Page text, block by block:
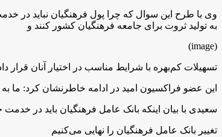
وی با طرح این سوال که چرا پول فرهنگیان نباید در
به تولید ثروت برای جامعه فرهنگیان کشور کنند و
(image)
تسهیلات کم‌بهره با شرایط مناسب در اختیار آنان قرار
این عضو فراکسیون امید در ادامه خاطرنشان کرد: ما
سعیدی با بیان اینکه بانک عامل فرهنگیان باید در
تغییر بانک عامل فرهنگیان را نهایی می‌کنیم